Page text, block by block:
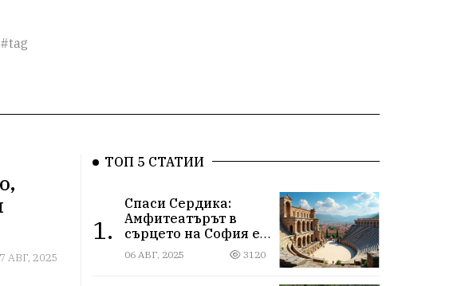
АВГ, 2025
ТОП 5 СТАТИИ
1.
Спаси Сердика:
Амфитеатърът в
сърцето на София е
на ръба да изчезне
06 АВГ, 2025 3120